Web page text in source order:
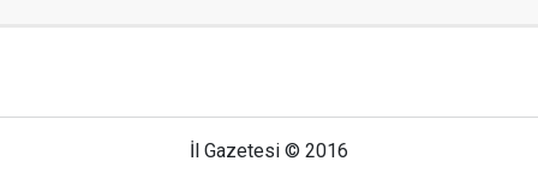
İl Gazetesi © 2016